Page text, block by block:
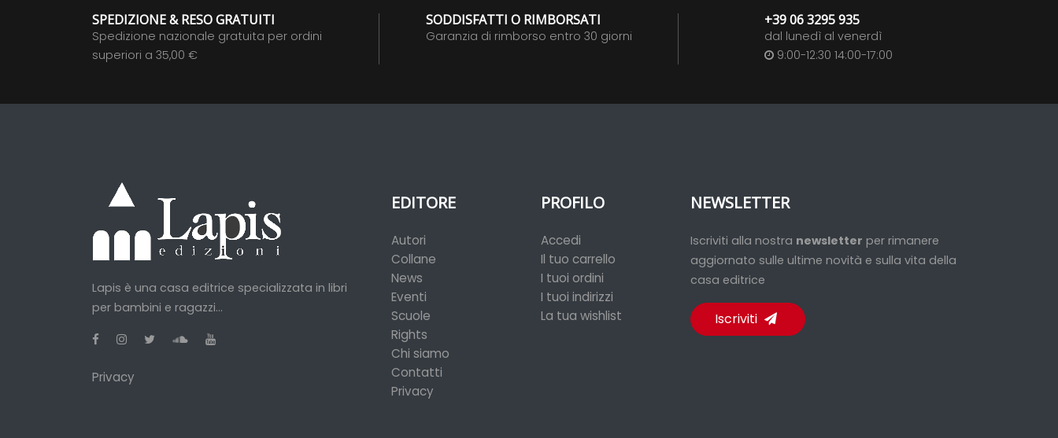
SPEDIZIONE & RESO GRATUITI
Spedizione nazionale gratuita per ordini
superiori a 35,00 €
SODDISFATTI O RIMBORSATI
Garanzia di rimborso entro 30 giorni
+39 06 3295 935
dal lunedì al venerdì
9:00-12:30 14:00-17:00
Lapis è una casa editrice specializzata in libri
per bambini e ragazzi...
Privacy
EDITORE
Autori
Collane
News
Eventi
Scuole
Rights
Chi siamo
Contatti
Privacy
PROFILO
Accedi
Il tuo carrello
I tuoi ordini
I tuoi indirizzi
La tua wishlist
NEWSLETTER
Iscriviti alla nostra newsletter per rimanere
aggiornato sulle ultime novità e sulla vita della
casa editrice
Iscriviti